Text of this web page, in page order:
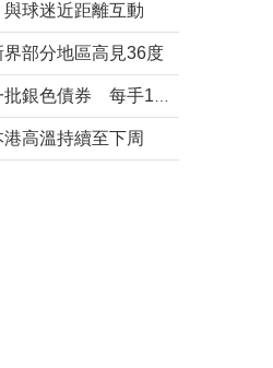
球迷近距離互動
部分地區高見36度
高溫持續至下周